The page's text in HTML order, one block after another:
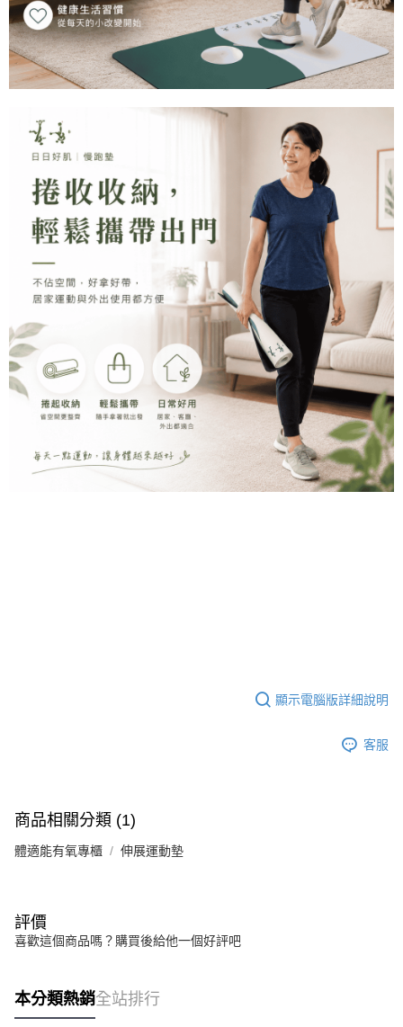
顯示電腦版詳細說明
客服
商品相關分類 (1)
體適能有氧專櫃 伸展運動墊
評價
喜歡這個商品嗎？購買後給他一個好評吧
本分類熱銷全站排行